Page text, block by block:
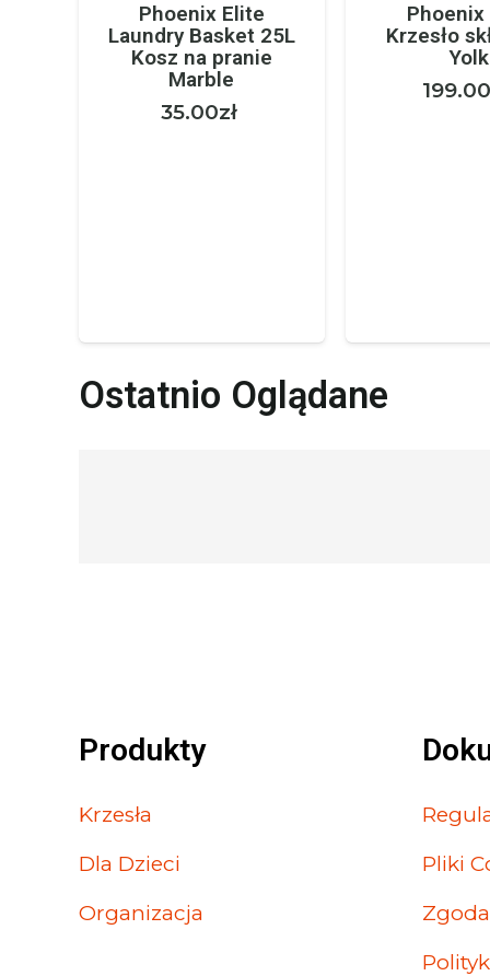
Phoenix Elite
Laundry Basket 25L
Kosz na pranie
Marble
35.00zł
Phoenix
Krzesło
Yolk
Ostatnio Oglądane
Produkty
Krzesła
Dla Dzieci
Organizacja
Pliki